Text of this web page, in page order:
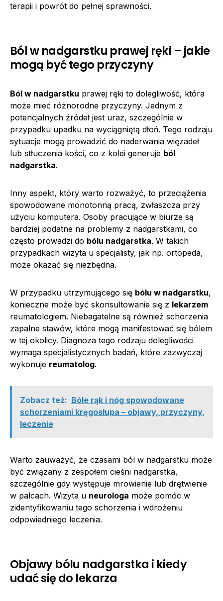
terapii i powrót do pełnej sprawności.
Ból w nadgarstku prawej ręki – jakie
mogą być tego przyczyny
Ból w nadgarstku prawej ręki to dolegliwość, która
może mieć różnorodne przyczyny. Jednym z
potencjalnych źródeł jest uraz, szczególnie w
przypadku upadku na wyciągniętą dłoń. Tego rodzaju
sytuacje mogą prowadzić do naderwania więzadeł
lub stłuczenia kości, co z kolei generuje ból
nadgarstka.
Inny aspekt, który warto rozważyć, to przeciążenia
spowodowane monotonną pracą, zwłaszcza przy
użyciu komputera. Osoby pracujące w biurze są
bardziej podatne na problemy z nadgarstkami, co
często prowadzi do bólu nadgarstka. W takich
przypadkach wizyta u specjalisty, jak np. ortopeda,
może okazać się niezbędna.
W przypadku utrzymującego się bólu w nadgarstku,
konieczne może być skonsultowanie się z lekarzem
reumatologiem. Niebagatelne są również schorzenia
zapalne stawów, które mogą manifestować się bólem
w tej okolicy. Diagnoza tego rodzaju dolegliwości
wymaga specjalistycznych badań, które zazwyczaj
wykonuje reumatolog.
Zobacz też: Bóle rąk i nóg spowodowane
schorzeniami kręgosłupa – objawy, przyczyny,
leczenie
Warto zauważyć, że czasami ból w nadgarstku może
być związany z zespołem cieśni nadgarstka,
szczególnie gdy występuje mrowienie lub drętwienie
w palcach. Wizyta u neurologa może pomóc w
zidentyfikowaniu tego schorzenia i wdrożeniu
odpowiedniego leczenia.
Objawy bólu nadgarstka i kiedy
udać się do lekarza